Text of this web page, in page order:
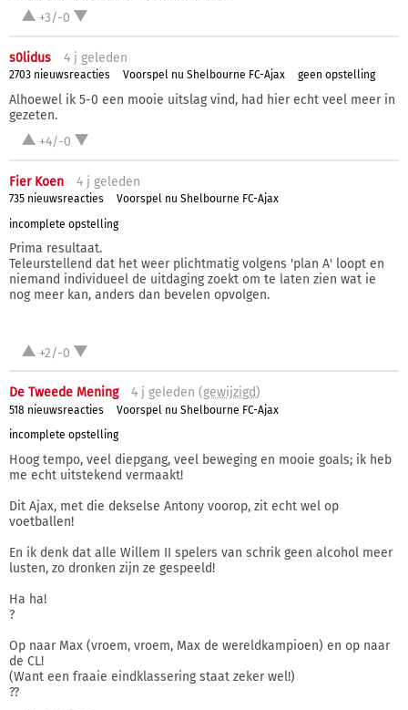
+3/-0
s0lidus 4 j geleden
2703 nieuwsreacties Voorspel nu Shelbourne FC-Ajax geen opstelling
Alhoewel ik 5-0 een mooie uitslag vind, had hier echt veel meer in
gezeten.
+4/-0
Fier Koen 4 j geleden
735 nieuwsreacties
Voorspel nu Shelbourne FC-Ajax
incomplete opstelling
Prima resultaat.
Teleurstellend dat het weer plichtmatig volgens 'plan A' loopt en
niemand individueel de uitdaging zoekt om te laten zien wat ie
nog meer kan, anders dan bevelen opvolgen.
+2/-0
De Tweede Mening 4 j geleden (gewijzigd)
518 nieuwsreacties
Voorspel nu Shelbourne FC-Ajax
incomplete opstelling
Hoog tempo, veel diepgang, veel beweging en mooie goals; ik heb
me echt uitstekend vermaakt!
Dit Ajax, met die dekselse Antony voorop, zit echt wel op
voetballen!
En ik denk dat alle Willem II spelers van schrik geen alcohol meer
lusten, zo dronken zijn ze gespeeld!
Ha ha!
?
Op naar Max (vroem, vroem, Max de wereldkampioen) en op naar
de CL!
(Want een fraaie eindklassering staat zeker wel!)
??